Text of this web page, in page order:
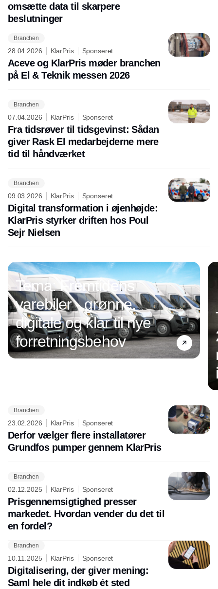
omsætte data til skarpere
beslutninger
Branchen
28.04.2026 KlarPris Sponseret
Aceve og KlarPris møder branchen
på El & Teknik messen 2026
Branchen
07.04.2026 KlarPris Sponseret
Fra tidsrøver til tidsgevinst: Sådan
giver Rask El medarbejderne mere
tid til håndværket
Branchen
09.03.2026 KlarPris Sponseret
Digital transformation i øjenhøjde:
KlarPris styrker driften hos Poul
Sejr Nielsen
Tema: Fremtidens
varebiler - grønne,
digitale og klar til nye
forretningsbehov
Branchen
23.02.2026 KlarPris Sponseret
Derfor vælger flere installatører
Grundfos pumper gennem KlarPris
Branchen
02.12.2025 KlarPris Sponseret
Prisgennemsigtighed presser
markedet. Hvordan vender du det til
en fordel?
Branchen
10.11.2025 KlarPris Sponseret
Digitalisering, der giver mening:
Saml hele dit indkøb ét sted